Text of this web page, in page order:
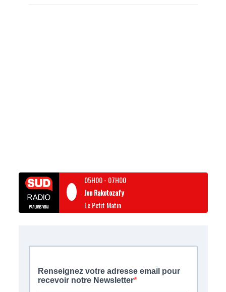
05H00- 07H00
Jon Rakotozafy
Le Petit Matin